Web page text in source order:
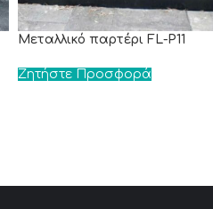
Μεταλλικό παρτέρι FL-P11
Ζητήστε Προσφορά